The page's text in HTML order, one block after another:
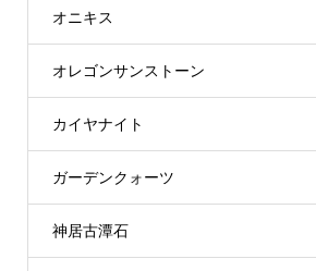
オニキス
オレゴンサンストーン
カイヤナイト
ガーデンクォーツ
神居古潭石